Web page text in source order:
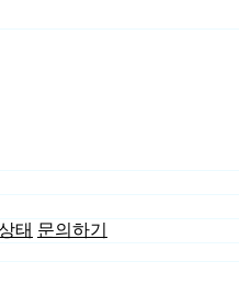
태 문의하기